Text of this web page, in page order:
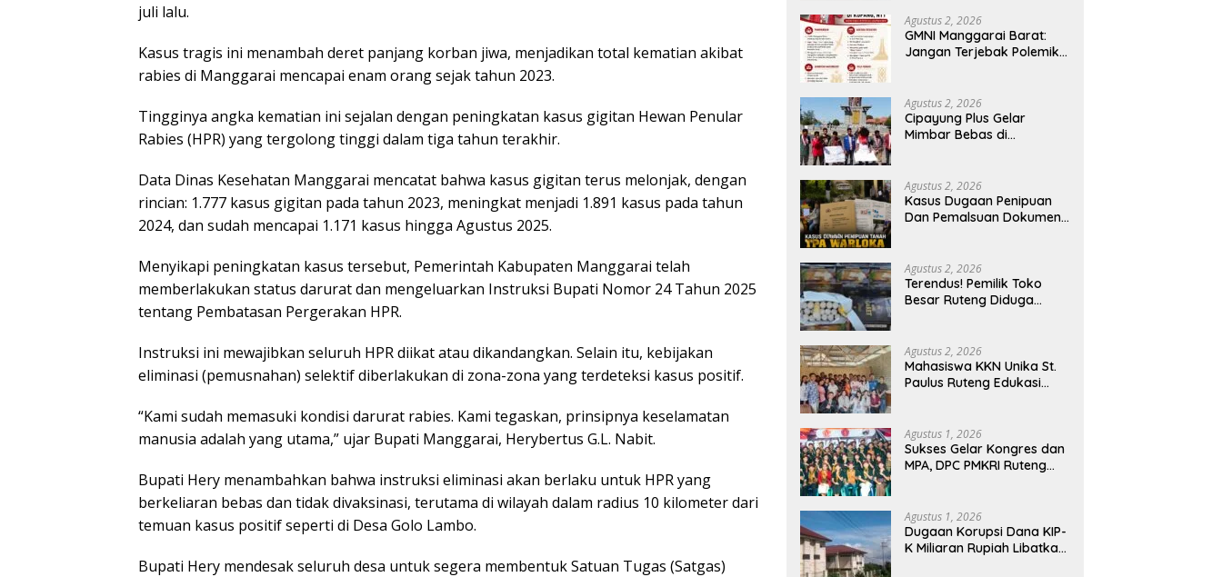
juli lalu.
Kasus tragis ini menambah deret panjang korban jiwa, menjadikan total kematian akibat
rabies di Manggarai mencapai enam orang sejak tahun 2023.
Tingginya angka kematian ini sejalan dengan peningkatan kasus gigitan Hewan Penular
Rabies (HPR) yang tergolong tinggi dalam tiga tahun terakhir.
Data Dinas Kesehatan Manggarai mencatat bahwa kasus gigitan terus melonjak, dengan
rincian: 1.777 kasus gigitan pada tahun 2023, meningkat menjadi 1.891 kasus pada tahun
2024, dan sudah mencapai 1.171 kasus hingga Agustus 2025.
Menyikapi peningkatan kasus tersebut, Pemerintah Kabupaten Manggarai telah
memberlakukan status darurat dan mengeluarkan Instruksi Bupati Nomor 24 Tahun 2025
tentang Pembatasan Pergerakan HPR.
Instruksi ini mewajibkan seluruh HPR diikat atau dikandangkan. Selain itu, kebijakan
eliminasi (pemusnahan) selektif diberlakukan di zona-zona yang terdeteksi kasus positif.
“Kami sudah memasuki kondisi darurat rabies. Kami tegaskan, prinsipnya keselamatan
manusia adalah yang utama,” ujar Bupati Manggarai, Herybertus G.L. Nabit.
Bupati Hery menambahkan bahwa instruksi eliminasi akan berlaku untuk HPR yang
berkeliaran bebas dan tidak divaksinasi, terutama di wilayah dalam radius 10 kilometer dari
temuan kasus positif seperti di Desa Golo Lambo.
Bupati Hery mendesak seluruh desa untuk segera membentuk Satuan Tugas (Satgas)
untuk Dukung Generasi
Berkarakter
Agustus 2, 2026
GMNI Manggarai Barat:
Jangan Terjebak Polemik
Berdampak bagi Rakyat
Agustus 2, 2026
Cipayung Plus Gelar
Mimbar Bebas di
Penyematan Gelar “Raja
Timor” kepada Jokowi
Agustus 2, 2026
Kasus Dugaan Penipuan
Dan Pemalsuan Dokumen
Gelar Perkara,
Penyelidikan Polres
Manggarai Barat
Agustus 2, 2026
Terendus! Pemilik Toko
Besar Ruteng Diduga
Flores
Agustus 2, 2026
Mahasiswa KKN Unika St.
Paulus Ruteng Edukasi
Galong, Kota Komba
Utara
Agustus 1, 2026
Sukses Gelar Kongres dan
MPA, DPC PMKRI Ruteng
Agustus 1, 2026
Dugaan Korupsi Dana KIP-
K Miliaran Rupiah Libatkan